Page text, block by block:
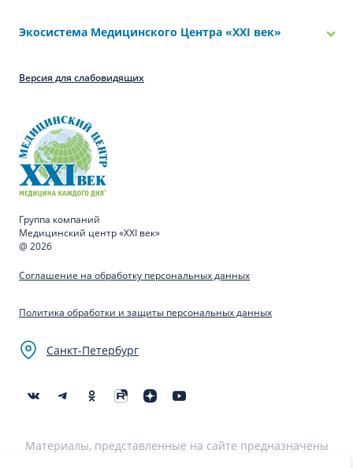
Экосистема Медицинского Центра «‎XXI век»
Версия для слабовидящих
Группа компаний
Медицинский центр «XXI век»
@ 2026
Соглашение на обработку персональных данных
Политика обработки и защиты персональных данных
Санкт-Петербург
Материалы, представленные на сайте предназначены